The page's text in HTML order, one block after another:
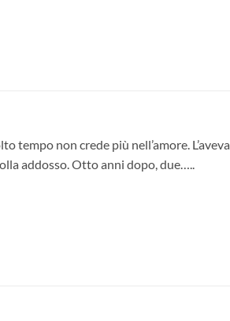
tempo non crede più nell’amore. L’aveva
addosso. Otto anni dopo, due…..